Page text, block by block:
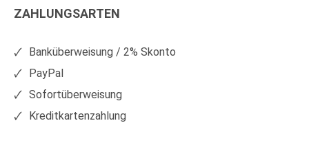
auf
auf
ZAHLUNGSARTEN
Banküberweisung / 2% Skonto
PayPal
Sofortüberweisung
Kreditkartenzahlung